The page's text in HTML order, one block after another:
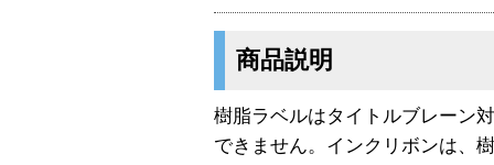
商品説明
樹脂ラベルはタイトルブレーン
できません。インクリボンは、